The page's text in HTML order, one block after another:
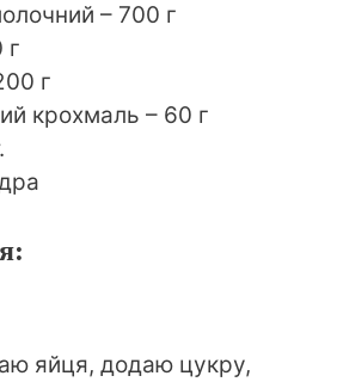
– 700 г
г
г
крохмаль – 60 г
яйця, додаю цукру,